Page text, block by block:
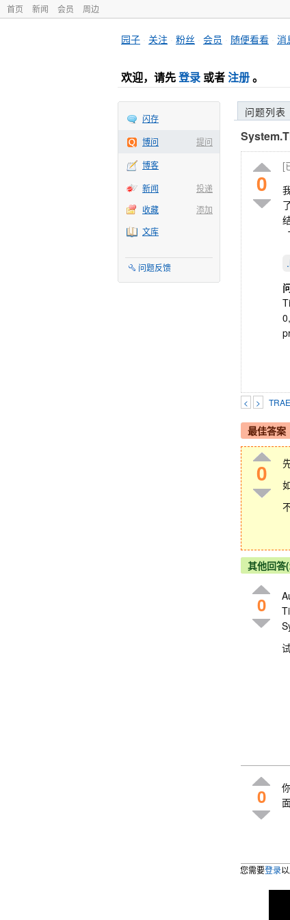
首页 新闻 会员 周边
园子 关注 粉丝 会员 随便看看 消
欢迎，请先登录 或者注册。
闪存
提问
博问
博客
投递
新闻
添加
收藏
文库
问题反馈
问题列表
0
[
< >
最佳答案
0
其他回答
0
0
您需要登录